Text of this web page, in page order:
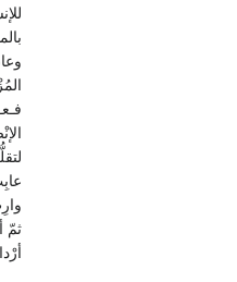
ثمّ